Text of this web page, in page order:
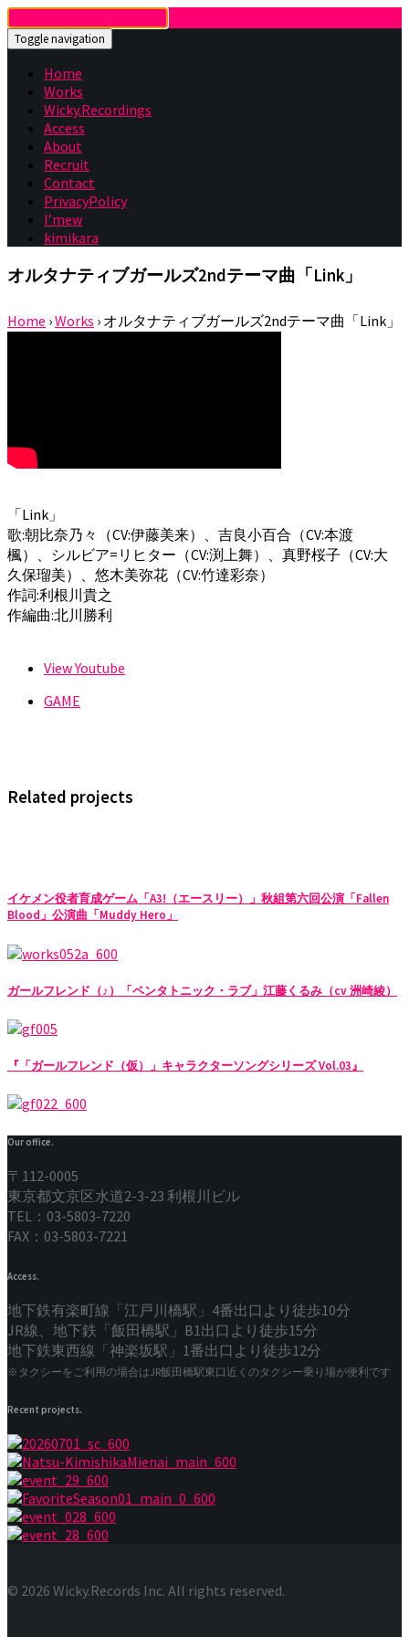
Toggle navigation
Home
Works
Wicky.Recordings
Access
About
Recruit
Contact
PrivacyPolicy
I’mew
kimikara
オルタナティブガールズ2ndテーマ曲「Link」
Home ›Works › オルタナティブガールズ2ndテーマ曲「Link」
「Link」
歌:朝比奈乃々（CV:伊藤美来）、吉良小百合（CV:本渡
楓）、シルビア=リヒター（CV:渕上舞）、真野桜子（CV:大
久保瑠美）、悠木美弥花（CV:竹達彩奈）
作詞:利根川貴之
作編曲:北川勝利
View Youtube
GAME
Related projects
イケメン役者育成ゲーム「A3!（エースリー）」秋組第六回公演「Fallen
Blood」公演曲「Muddy Hero」
ガールフレンド（♪）「ペンタトニック・ラブ」江藤くるみ（cv 洲崎綾）
『「ガールフレンド（仮）」キャラクターソングシリーズ Vol.03』
Our office.
〒112-0005
東京都文京区水道2-3-23 利根川ビル
TEL：03-5803-7220
FAX：03-5803-7221
Access.
地下鉄有楽町線「江戸川橋駅」4番出口より徒歩10分
JR線、地下鉄「飯田橋駅」B1出口より徒歩15分
地下鉄東西線「神楽坂駅」1番出口より徒歩12分
※タクシーをご利用の場合はJR飯田橋駅東口近くのタクシー乗り場が便利です
Recent projects.
© 2026 Wicky.Records Inc. All rights reserved.